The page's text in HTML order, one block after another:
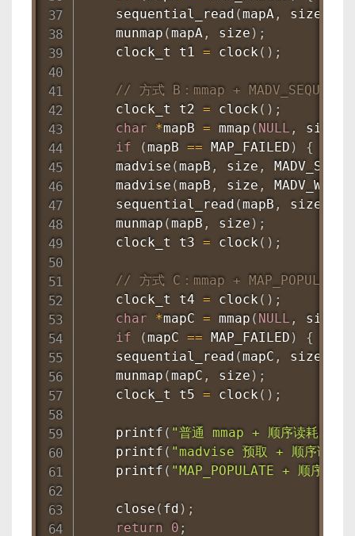
sequential_read (mapA , size
munmap (mapA , size ) ;
    clock_t t1
= clock ( ) ;
// 方式 B：mmap +
    clock_t t2
= clock ( ) ;
char
*mapB = mmap ( NULL , size
if
(mapB == MAP_FAILED ) {
madvise (mapB , size ,
madvise (mapB , size ,
sequential_read (mapB , size
munmap (mapB , size ) ;
    clock_t t3
= clock ( ) ;
// 方式 C：mmap + MAP_POPULATE
    clock_t t4
= clock ( ) ;
char
*mapC = mmap ( NULL , size
if
(mapC == MAP_FAILED ) {
sequential_read (mapC , size
munmap (mapC , size ) ;
    clock_t t5
= clock ( ) ;
printf ( "普通 mmap + 顺序读耗时
printf ( "madvise 预取 + 顺序读
printf ( "MAP_POPULATE + 顺序
close ( fd ) ;
return
0 ;